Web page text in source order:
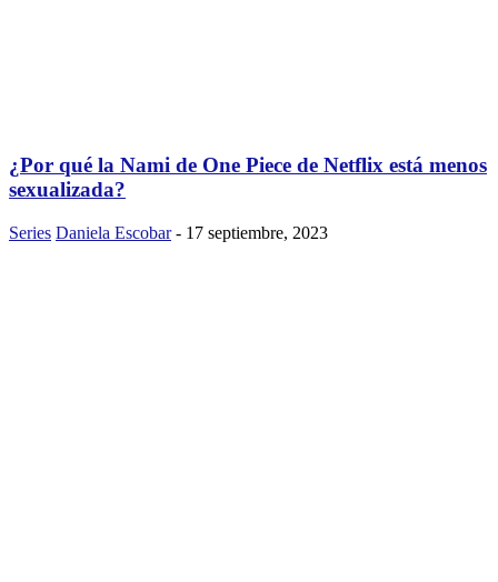
¿Por qué la Nami de One Piece de Netflix está menos
sexualizada?
Series Daniela Escobar - 17 septiembre, 2023